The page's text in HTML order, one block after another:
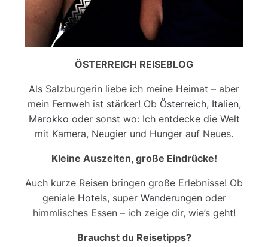
ÖSTERREICH REISEBLOG
Als Salzburgerin liebe ich meine Heimat – aber
mein Fernweh ist stärker! Ob Österreich, Italien,
Marokko oder sonst wo: Ich entdecke die Welt
mit Kamera, Neugier und Hunger auf Neues.
Kleine Auszeiten, große Eindrücke!
Auch kurze Reisen bringen große Erlebnisse! Ob
geniale Hotels, super Wanderungenoder
himmlisches Essen – ich zeige dir, wie’s geht!
Brauchst du Reisetipps?